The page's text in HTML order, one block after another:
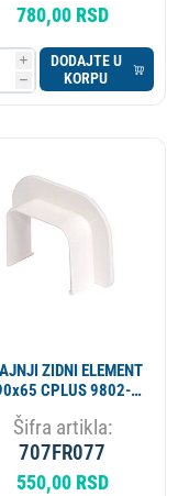
780,00 RSD
i
h
DODAJTE U
KORPU
ZIDNI ELEMENT
CPLUS 9802-
Šifra artikla:
707FR077
550,00 RSD